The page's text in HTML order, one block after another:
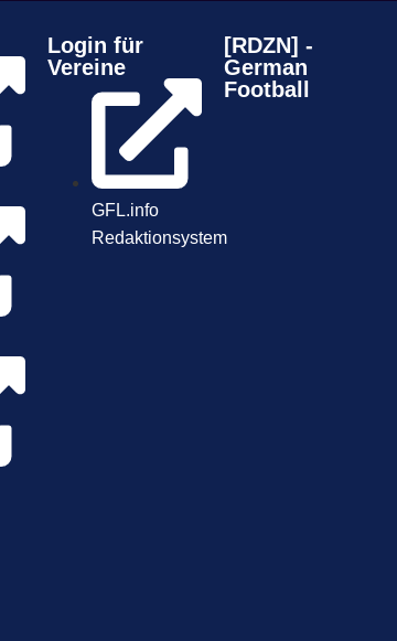
Login für
Vereine
GFL.info
Redaktionsystem
[RDZN] -
German
Football